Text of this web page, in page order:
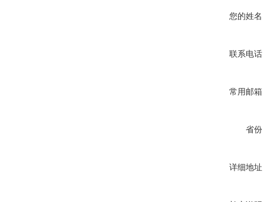
您的姓名
联系电话
常用邮箱
省份
详细地址